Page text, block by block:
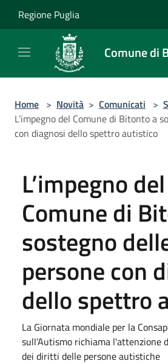
Regione Puglia
Comune di
Home > Novità > Comunicati >
L’impegno del Comune di Bitonto a
con diagnosi dello spettro autistico
L’impegno del
Comune di
sostegno
persone con
dello spettro
La Giornata mondiale per la
sull’Autismo richiama
dei diritti delle persone autistiche